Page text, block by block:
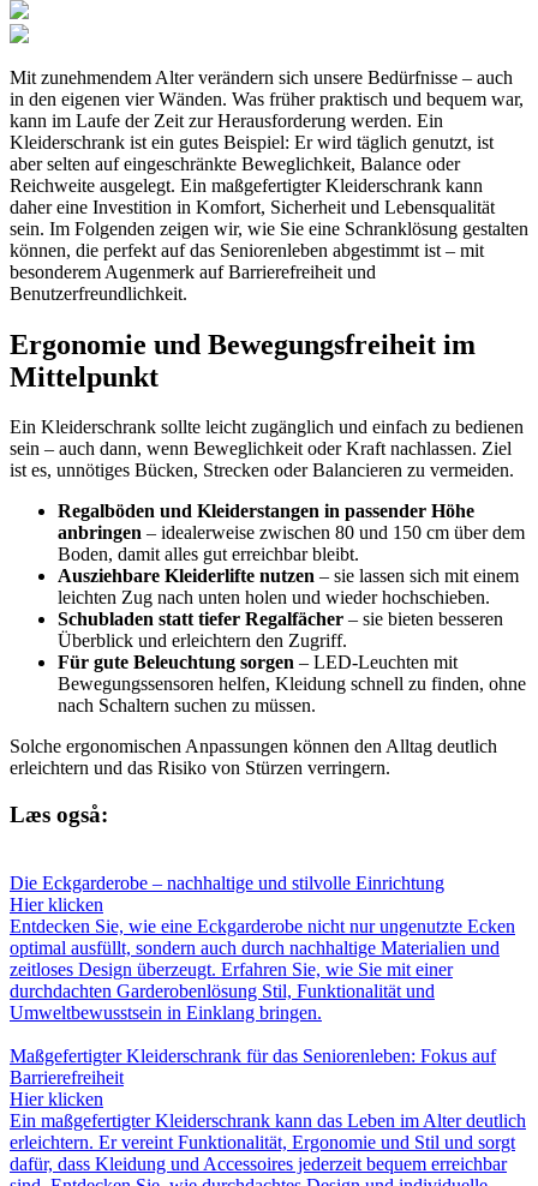
Mit zunehmendem Alter verändern sich unsere Bedürfnisse – auch
in den eigenen vier Wänden. Was früher praktisch und bequem war,
kann im Laufe der Zeit zur Herausforderung werden. Ein
Kleiderschrank ist ein gutes Beispiel: Er wird täglich genutzt, ist
aber selten auf eingeschränkte Beweglichkeit, Balance oder
Reichweite ausgelegt. Ein maßgefertigter Kleiderschrank kann
daher eine Investition in Komfort, Sicherheit und Lebensqualität
sein. Im Folgenden zeigen wir, wie Sie eine Schranklösung gestalten
können, die perfekt auf das Seniorenleben abgestimmt ist – mit
besonderem Augenmerk auf Barrierefreiheit und
Benutzerfreundlichkeit.
Ergonomie und Bewegungsfreiheit im
Mittelpunkt
Ein Kleiderschrank sollte leicht zugänglich und einfach zu bedienen
sein – auch dann, wenn Beweglichkeit oder Kraft nachlassen. Ziel
ist es, unnötiges Bücken, Strecken oder Balancieren zu vermeiden.
Regalböden und Kleiderstangen in passender Höhe
anbringen – idealerweise zwischen 80 und 150 cm über dem
Boden, damit alles gut erreichbar bleibt.
Ausziehbare Kleiderlifte nutzen – sie lassen sich mit einem
leichten Zug nach unten holen und wieder hochschieben.
Schubladen statt tiefer Regalfächer – sie bieten besseren
Überblick und erleichtern den Zugriff.
Für gute Beleuchtung sorgen – LED-Leuchten mit
Bewegungssensoren helfen, Kleidung schnell zu finden, ohne
nach Schaltern suchen zu müssen.
Solche ergonomischen Anpassungen können den Alltag deutlich
erleichtern und das Risiko von Stürzen verringern.
Læs også:
Die Eckgarderobe – nachhaltige und stilvolle Einrichtung
Hier klicken
Entdecken Sie, wie eine Eckgarderobe nicht nur ungenutzte Ecken
optimal ausfüllt, sondern auch durch nachhaltige Materialien und
zeitloses Design überzeugt. Erfahren Sie, wie Sie mit einer
durchdachten Garderobenlösung Stil, Funktionalität und
Umweltbewusstsein in Einklang bringen.
Maßgefertigter Kleiderschrank für das Seniorenleben: Fokus auf
Barrierefreiheit
Hier klicken
Ein maßgefertigter Kleiderschrank kann das Leben im Alter deutlich
erleichtern. Er vereint Funktionalität, Ergonomie und Stil und sorgt
dafür, dass Kleidung und Accessoires jederzeit bequem erreichbar